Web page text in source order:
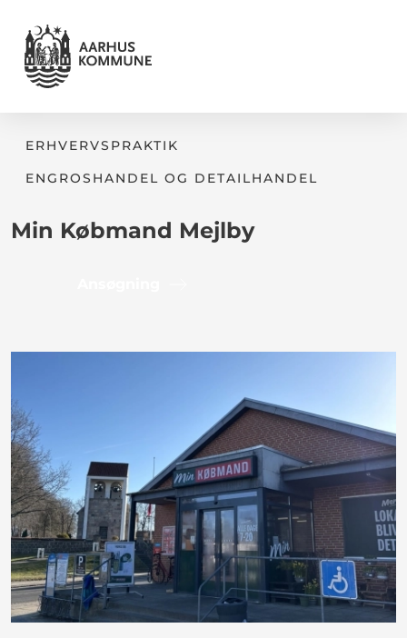
ERHVERVSPRAKTIK
ENGROSHANDEL OG DETAILHANDEL
Min Købmand Mejlby